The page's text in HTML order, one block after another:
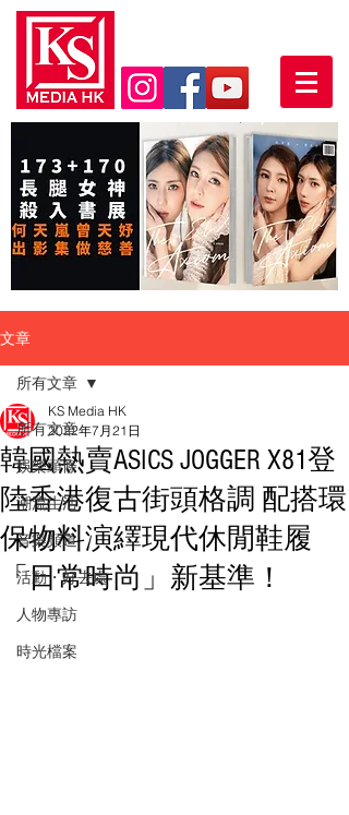
文章
所有文章
娛樂頭條
潮流生活
音樂頻道
活動・好去處
人物專訪
時光檔案
所有文章
韓國熱賣ASICS JOGGER X81登
陸香港復古街頭格調 配搭環
保物料演繹現代休閒鞋履
「日常時尚」新基準！
KS Media HK
2022年7月21日